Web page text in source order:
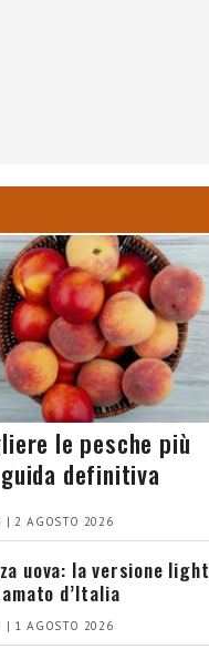
le pesche più
definitiva
| 2 AGOSTO 2026
uova: la versione light
d’Italia
| 1 AGOSTO 2026